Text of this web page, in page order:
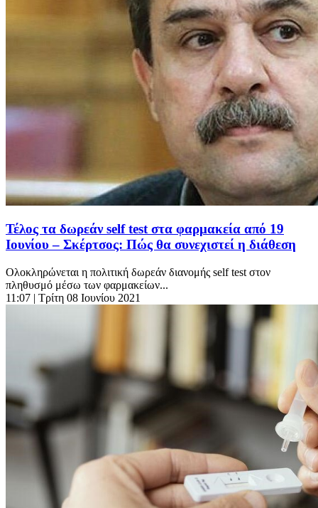
Τέλος τα δωρεάν self test στα φαρμακεία από 19
Ιουνίου – Σκέρτσος: Πώς θα συνεχιστεί η διάθεση
Ολοκληρώνεται η πολιτική δωρεάν διανομής self test στον
πληθυσμό μέσω των φαρμακείων...
11:07 | Τρίτη 08 Ιουνίου 2021